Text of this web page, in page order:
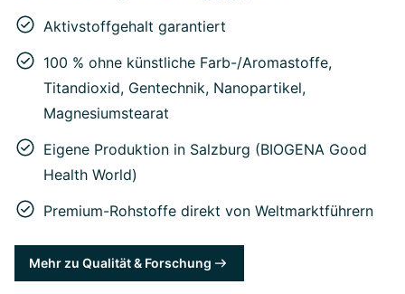
Aktivstoffgehalt garantiert
100 % ohne künstliche Farb-/Aromastoffe,
Titandioxid, Gentechnik, Nanopartikel,
Magnesiumstearat
Eigene Produktion in Salzburg (BIOGENA Good
Health World)
Premium-Rohstoffe direkt von Weltmarktführern
Mehr zu Qualität & Forschung